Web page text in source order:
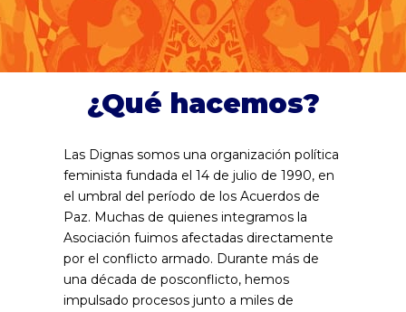
¿Qué hacemos?
Las Dignas somos una organización política
feminista fundada el 14 de julio de 1990, en
el umbral del período de los Acuerdos de
Paz. Muchas de quienes integramos la
Asociación fuimos afectadas directamente
por el conflicto armado. Durante más de
una década de posconflicto, hemos
impulsado procesos junto a miles de